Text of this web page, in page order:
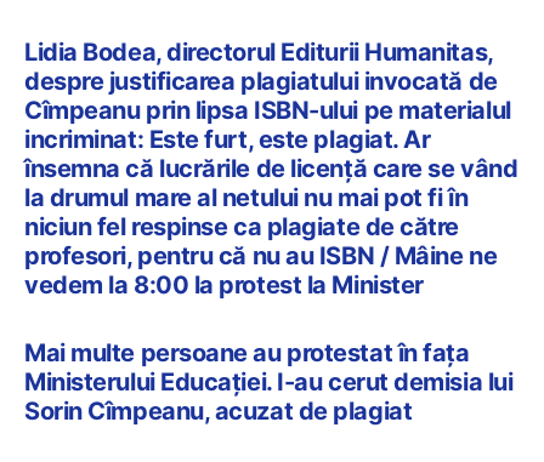
Lidia Bodea, directorul Editurii Humanitas,
despre justificarea plagiatului invocată de
Cîmpeanu prin lipsa ISBN-ului pe materialul
incriminat: Este furt, este plagiat. Ar
însemna că lucrările de licență care se vând
la drumul mare al netului nu mai pot fi în
niciun fel respinse ca plagiate de către
profesori, pentru că nu au ISBN / Mâine ne
vedem la 8:00 la protest la Minister
Mai multe persoane au protestat în fața
Ministerului Educației. I-au cerut demisia lui
Sorin Cîmpeanu, acuzat de plagiat